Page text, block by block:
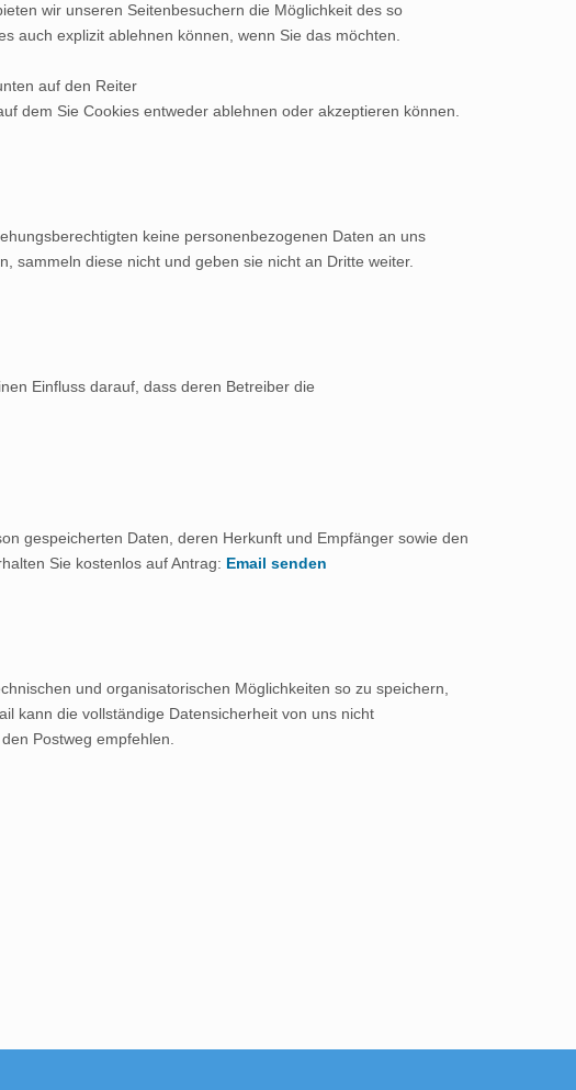
wir unseren Seitenbesuchern die Möglichkeit des so
auch explizit ablehnen können, wenn Sie das möchten.
auf den Reiter
dem Sie Cookies entweder ablehnen oder akzeptieren können.
keine personenbezogenen Daten an uns
sammeln diese nicht und geben sie nicht an Dritte weiter.
Einfluss darauf, dass deren Betreiber die
gespeicherten Daten, deren Herkunft und Empfänger sowie den
Sie kostenlos auf Antrag: Email senden
und organisatorischen Möglichkeiten so zu speichern,
kann die vollständige Datensicherheit von uns nicht
Postweg empfehlen.